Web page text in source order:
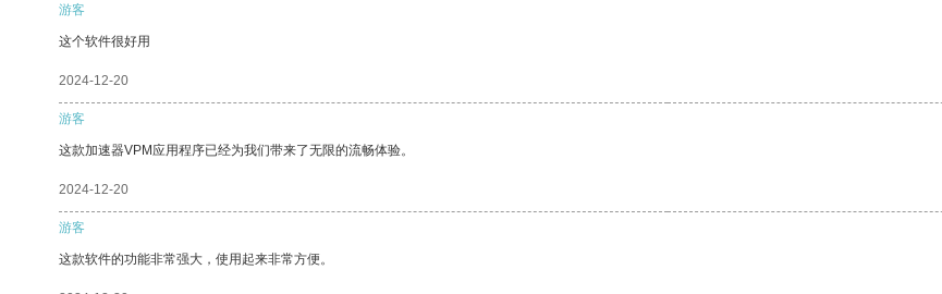
游客
这个软件很好用
2024-12-20
游客
这款加速器VPM应用程序已经为我们带来了无限的流畅体验。
2024-12-20
游客
这款软件的功能非常强大，使用起来非常方便。